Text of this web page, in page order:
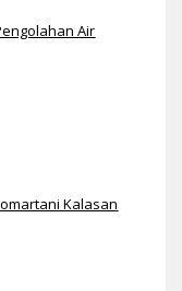
Air
Kalasan